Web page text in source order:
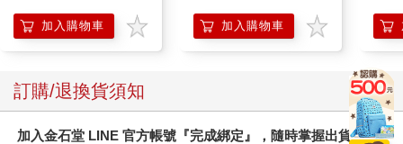
加入購物車
Press)加入購物車
訂購/退換貨須知
加入金石堂 LINE 官方帳號『完成綁定』，隨時掌握出貨動